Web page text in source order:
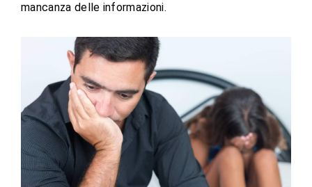
mancanza delle informazioni.